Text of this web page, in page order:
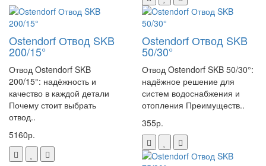
Ostendorf Отвод SKB
200/15°
Отвод Ostendorf SKB
200/15°: надёжность и
качество в каждой детали
Почему стоит выбрать
отвод..
5160р.
Ostendorf Отвод SKB
50/30°
Отвод Ostendorf SKB 50/30°:
надёжное решение для
систем водоснабжения и
отопления Преимуществ..
355р.